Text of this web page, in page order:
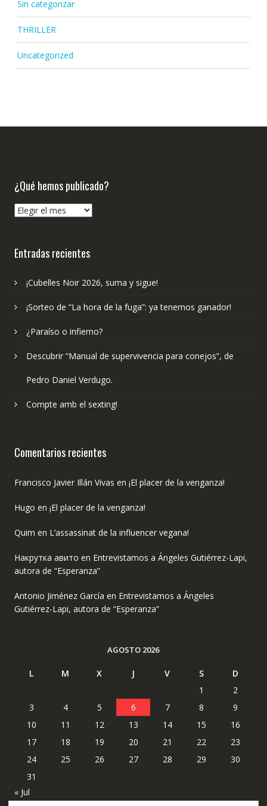
Sin categorizar
THRILLER
Uncategorized
¿Qué hemos publicado?
¿Qué
Entradas recientes
¡Cubelles Noir 2026, suma y sigue!
¡Sorteo de “La hora de la fuga”: ya tenemos ganador!
¿Paraíso o infierno?
Descubrir “Manual de supervivencia para conejos”, de
Pedro Daniel Verdugo.
Compte amb el sexting!
Comentarios recientes
Francisco Javier Illán Vivas en ¡El placer de la venganza!
Hugo en ¡El placer de la venganza!
Quim en L’assassinat de la influencer vegana!
Накрутка авито en Entrevistamos a Ángeles Gutiérrez-Lapi,
autora de “Esperanza”
Antonio Jiménez García en Entrevistamos a Ángeles
Gutiérrez-Lapi, autora de “Esperanza”
AGOSTO 2026
L M X J V S
D
1
2
3
4 5 6 7 8
9
10
11 12 13 14 15
16
17
18 19 20 21 22
23
24
25 26 27 28 29
30
31
« Jul